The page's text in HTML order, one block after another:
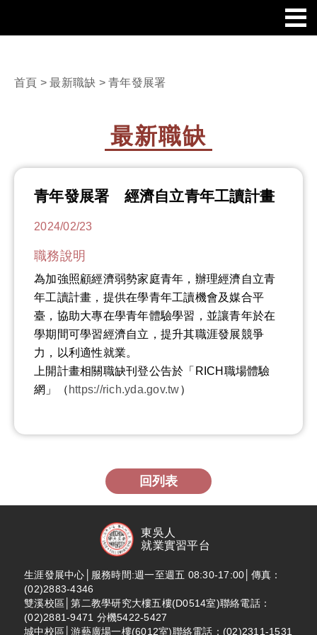
首頁 >最新職缺 > 青年發展署
最新職缺
青年發展署 經濟自立青年工讀計畫
2024/02/23
職務說明
為加強照顧經濟弱勢家庭青年，辦理經濟自立青
年工讀計畫，提供在學青年工讀機會及媒合平
臺，協助大專在學青年體驗學習，並讓青年於在
學期間可學習經濟自立，提升其職涯發展競爭
力，以利適性就業。
上開計畫相關職缺刊登公告於「RICH職場體驗
網」（ https://rich.yda.gov.tw）
回列表
東吳人
就業實習平台
生涯發展中心│服務時間:週一至週五 08:30-17:00│傳真：
(02)2883-4346
雙溪校區│第二教學研究大樓五樓(D0514室)聯絡電話：
(02)2881-9471 分機5422-5427
城中校區│游藝廣場一樓(6012室)聯絡電話：(02)2311-1531